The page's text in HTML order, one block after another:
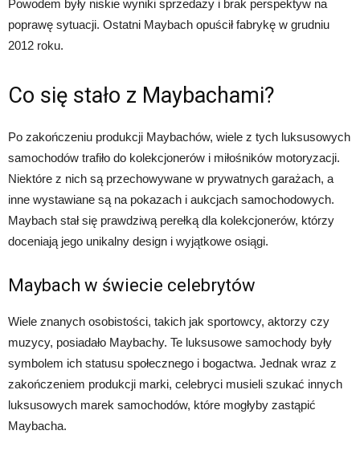
Powodem były niskie wyniki sprzedaży i brak perspektyw na
poprawę sytuacji. Ostatni Maybach opuścił fabrykę w grudniu
2012 roku.
Co się stało z Maybachami?
Po zakończeniu produkcji Maybachów, wiele z tych luksusowych
samochodów trafiło do kolekcjonerów i miłośników motoryzacji.
Niektóre z nich są przechowywane w prywatnych garażach, a
inne wystawiane są na pokazach i aukcjach samochodowych.
Maybach stał się prawdziwą perełką dla kolekcjonerów, którzy
doceniają jego unikalny design i wyjątkowe osiągi.
Maybach w świecie celebrytów
Wiele znanych osobistości, takich jak sportowcy, aktorzy czy
muzycy, posiadało Maybachy. Te luksusowe samochody były
symbolem ich statusu społecznego i bogactwa. Jednak wraz z
zakończeniem produkcji marki, celebryci musieli szukać innych
luksusowych marek samochodów, które mogłyby zastąpić
Maybacha.